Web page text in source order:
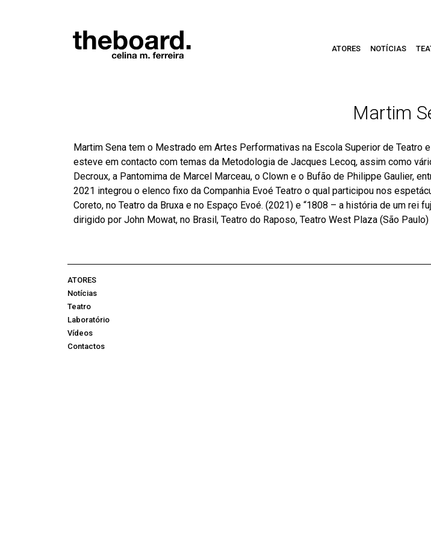
ATORES NOTÍCIAS
Martim
Martim Sena tem o Mestrado em Artes Performativas na Escola Superior de
esteve em contacto com temas da Metodologia de Jacques Lecoq, assim como
Decroux, a Pantomima de Marcel Marceau, o Clown e o Bufão de Philippe Gaulier,
2021 integrou o elenco fixo da Companhia Evoé Teatro o qual participou nos
Coreto, no Teatro da Bruxa e no Espaço Evoé. (2021) e “1808 – a história de um rei
dirigido por John Mowat, no Brasil, Teatro do Raposo, Teatro West Plaza (São
ATORES
Notícias
Teatro
Laboratório
Vídeos
Contactos